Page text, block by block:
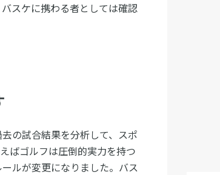
スケに携わる者としては確認
の試合結果を分析して、スポ
ばゴルフは圧倒的実力を持つ
ルが変更になりました。バス